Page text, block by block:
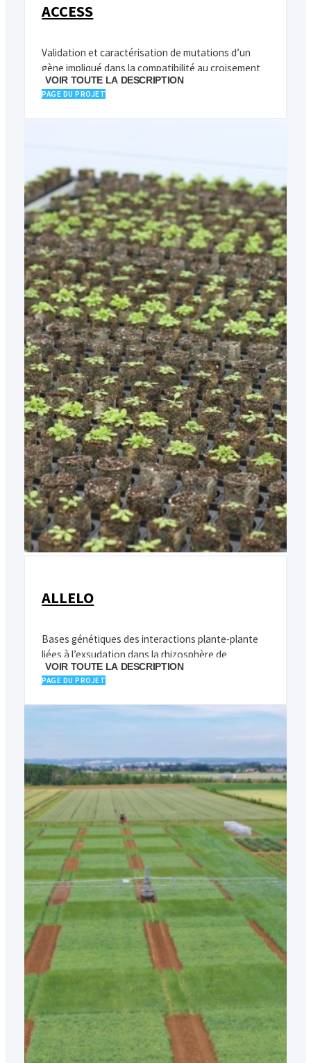
ACCESS
Validation et caractérisation de mutations d’un
gène impliqué dans la compatibilité au croisement
entre le blé et le seigle
VOIR TOUTE LA DESCRIPTION
PAGE DU PROJET
ALLELO
Bases génétiques des interactions plante-plante
liées à l’exsudation dans la rhizosphère de
métabolites spécialisés
VOIR TOUTE LA DESCRIPTION
PAGE DU PROJET